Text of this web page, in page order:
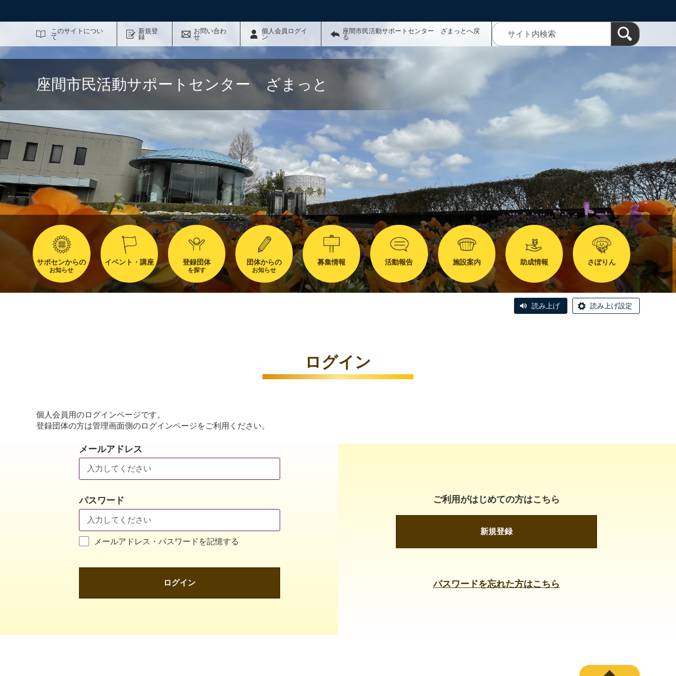
このサイトについ
て
新規登
録
お問い合わ
せ
個人会員ログイ
ン
座間市民活動サポートセンター ざまっとへ戻
る
座間市民活動サポートセンター ざまっと
サポセンからの
お知らせ
イベント・講座 登録団体
を探す
団体からの
お知らせ
募集情報 活動報告 施設案内 助成情報 さぽりん
読み上げ 読み上げ設定
ログイン
個人会員用のログインページです。
登録団体の方は管理画面側のログインページをご利用ください。
メールアドレス
パスワード
メールアドレス・パスワードを記憶する
ログイン
ご利用がはじめての方はこちら
新規登録
パスワードを忘れた方はこちら